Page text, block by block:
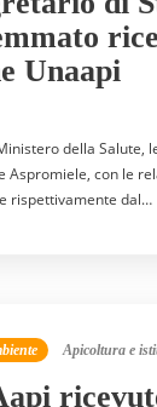
Unaapi
della Salute,
Aspromiele, con le
rispettivamente dal…
Apicoltura e